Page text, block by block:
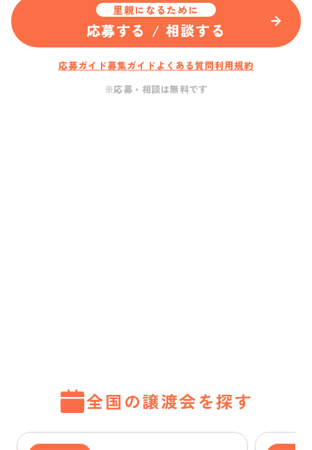
里親になるために
応募する / 相談する
応募ガイド募集ガイド よくある質問利用規約
※応募・相談は無料です
全国の譲渡会を探す